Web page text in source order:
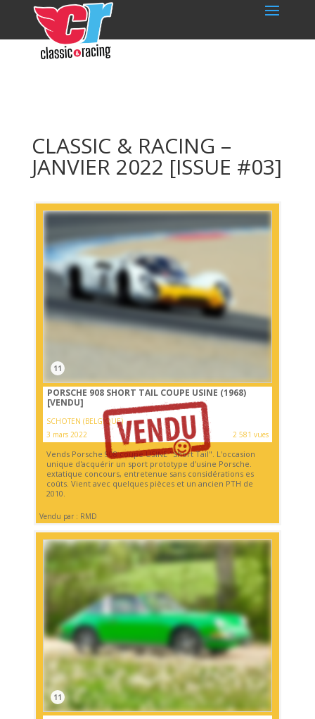
CLASSIC & RACING –
JANVIER 2022 [ISSUE #03]
11
PORSCHE 908 SHORT TAIL COUPE USINE (1968)
[VENDU]
SCHOTEN (BELGIQUE)
3 mars 2022
2 581 vues
Vends Porsche 908 coupé USINE "Short Tail". L'occasion
unique d'acquérir un sport prototype d'usine Porsche.
extatique concours, entretenue sans considérations es
coûts. Vient avec quelques pièces et un ancien PTH de
2010.
Vendu par : RMD
11